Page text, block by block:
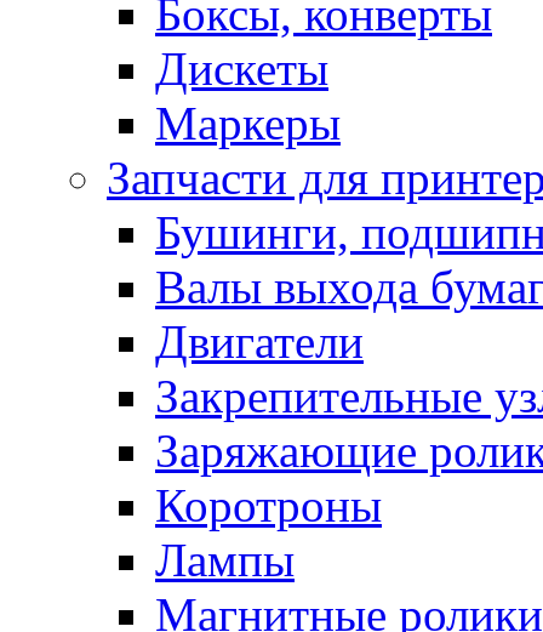
Боксы, конверты
Дискеты
Маркеры
Запчасти для
Бушинги,
Валы выхода
Двигатели
Закрепительные
Заряжающие
Коротроны
Лампы
Магнитные ролики